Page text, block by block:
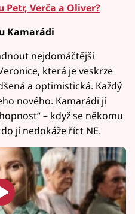
Verča a Oliver?
Kamarádi
nejdomáčtější
která je veskrze
a optimistická. Každý
nového. Kamarádi jí
– když se někomu
jí nedokáže říct NE.